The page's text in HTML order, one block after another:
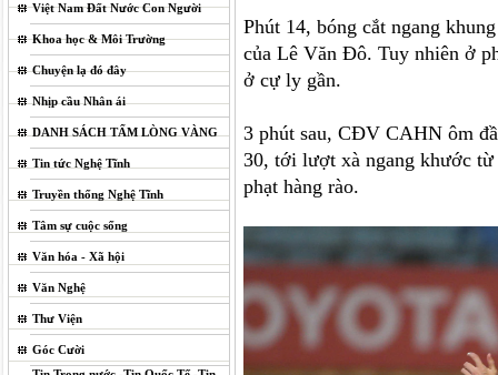
Việt Nam Đất Nước Con Người
Khoa học & Môi Trường
Chuyện lạ đó đây
Nhịp cầu Nhân ái
DANH SÁCH TẤM LÒNG VÀNG
Tin tức Nghệ Tĩnh
Truyền thống Nghệ Tĩnh
Tâm sự cuộc sống
Văn hóa - Xã hội
Văn Nghệ
Thư Viện
Góc Cười
Phút 14, bóng cắt ngang
của Lê Văn Đô. Tuy nhiên ở
ở cự ly gần.
3 phút sau, CĐV CAHN ôm
30, tới lượt xà ngang khước từ
phạt hàng rào.